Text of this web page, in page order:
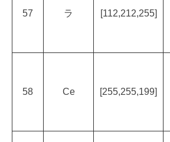
57 ラ [112,212,255]
58 Ce [255,255,199]